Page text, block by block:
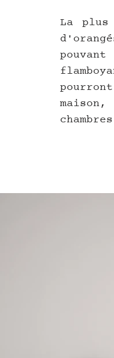
La plus